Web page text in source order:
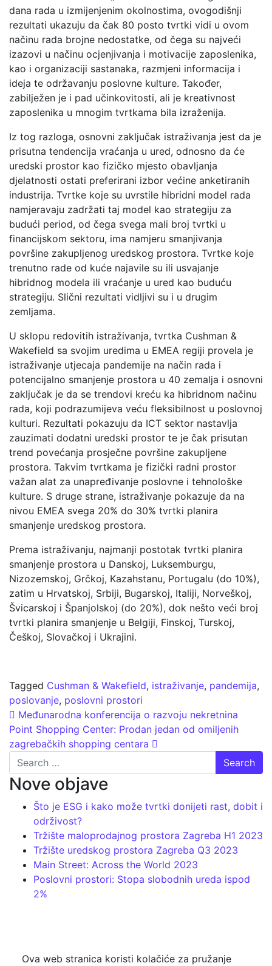
dana rada u izmijenjenim okolnostima, ovogodišnji
rezultati ukazuju da čak 80 posto tvrtki vidi u ovom
načinu rada brojne nedostatke, od čega su najveći
izazovi u načinu ocjenjivanja i motivacije zaposlenika,
kao i organizaciji sastanaka, razmjeni informacija i
ideja te održavanju poslovne kulture. Također,
zabilježen je i pad učinkovitosti, ali je kreativnost
zaposlenika u mnogim tvrtkama bila izraženija.
Iz tog razloga, osnovni zaključak istraživanja jest da je
prisutna tendencija vraćanja u ured, odnosno da će
uredski prostor kao fizičko mjesto obavljanja
djelatnosti ostati preferirani izbor većine anketiranih
industrija. Tvrtke koje su uvrstile hibridni model rada
namjeravaju zadržati taj model kao strategiju za
budući period, od čega svega mali broj tvrtki u
financijskom sektoru, ima namjeru smanjivanja
površine zakupljenog uredskog prostora. Tvrtke koje
trenutno rade od kuće najavile su ili usvajanje
hibridnog modela ili vraćanje u ured kao buduću
strategiju. Slični rezultati vidljivi su i u drugim
zemljama.
U sklopu redovitih istraživanja, tvrtka Cushman &
Wakefield sa svojim uredima u EMEA regiji provela je
istraživanje utjecaja pandemije na način rada i
potencijalno smanjenje prostora u 40 zemalja i osnovni
zaključak je da se trendovi kreću ka hibridnom načinu
rada, koji podrazumijeva veću fleksibilnost u poslovnoj
kulturi. Rezultati pokazuju da ICT sektor nastavlja
zauzimati dodatni uredski prostor te je čak prisutan
trend povećanja prosječne površine zakupljene
prostora. Takvim tvrtkama je fizički radni prostor
važan alat za unapređivanje poslovne i tehnološke
kulture. S druge strane, istraživanje pokazuje da na
nivou EMEA svega 20% do 30% tvrtki planira
smanjenje uredskog prostora.
Prema istraživanju, najmanji postotak tvrtki planira
smanjenje prostora u Danskoj, Luksemburgu,
Nizozemskoj, Grčkoj, Kazahstanu, Portugalu (do 10%),
zatim u Hrvatskoj, Srbiji, Bugarskoj, Italiji, Norveškoj,
Švicarskoj i Španjolskoj (do 20%), dok nešto veći broj
tvrtki planira smanjenje u Belgiji, Finskoj, Turskoj,
Češkoj, Slovačkoj i Ukrajini.
Tagged Cushman & Wakefield, istraživanje, pandemija,
poslovanje, poslovni prostori
Post navigation
Međunarodna konferencija o razvoju nekretnina
Point Shopping Center: Prodan jedan od omiljenih
zagrebačkih shopping centara
Search
Nove objave
Što je ESG i kako može tvrtki donijeti rast, dobit i
održivost?
Tržište maloprodajnog prostora Zagreba H1 2023
Tržište uredskog prostora Zagreba Q3 2023
Main Street: Across the World 2023
Poslovni prostori: Stopa slobodnih ureda ispod
2%
Ova web stranica koristi kolačiće za pružanje